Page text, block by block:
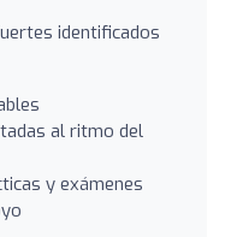
identificados
al ritmo del
y exámenes